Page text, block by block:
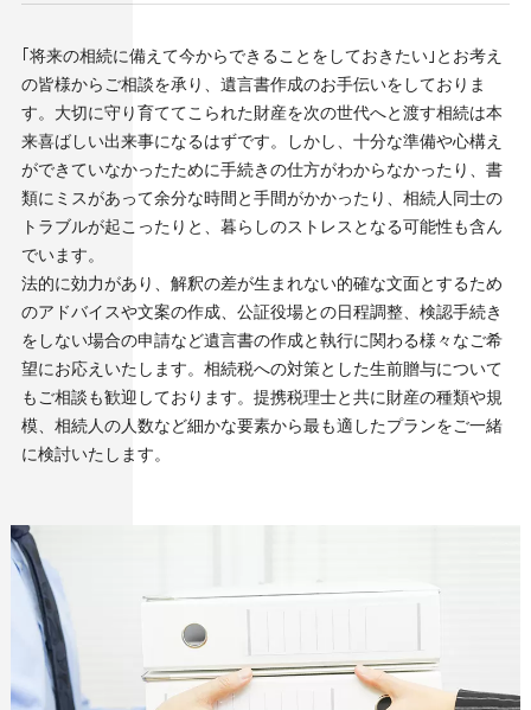
｢将来の相続に備えて今からできることをしておきたい｣とお考え
の皆様からご相談を承り、遺言書作成のお手伝いをしておりま
す。大切に守り育ててこられた財産を次の世代へと渡す相続は本
来喜ばしい出来事になるはずです。しかし、十分な準備や心構え
ができていなかったために手続きの仕方がわからなかったり、書
類にミスがあって余分な時間と手間がかかったり、相続人同士の
トラブルが起こったりと、暮らしのストレスとなる可能性も含ん
でいます。
法的に効力があり、解釈の差が生まれない的確な文面とするため
のアドバイスや文案の作成、公証役場との日程調整、検認手続き
をしない場合の申請など遺言書の作成と執行に関わる様々なご希
望にお応えいたします。相続税への対策とした生前贈与について
もご相談も歓迎しております。提携税理士と共に財産の種類や規
模、相続人の人数など細かな要素から最も適したプランをご一緒
に検討いたします。